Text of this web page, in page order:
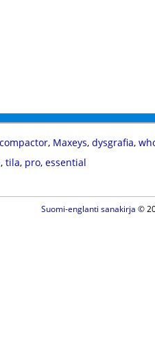
compactor, Maxeys, dysgrafia,
, tila, pro, essential
Suomi-englanti sanakirja ©